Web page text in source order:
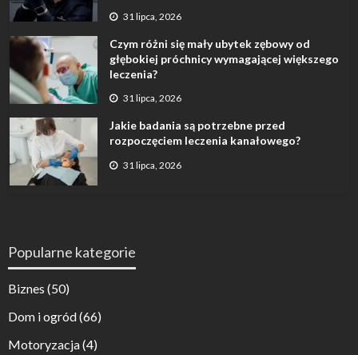
31 lipca, 2026
Czym różni się mały ubytek zębowy od
głębokiej próchnicy wymagającej większego
leczenia?
31 lipca, 2026
Jakie badania są potrzebne przed
rozpoczęciem leczenia kanałowego?
31 lipca, 2026
Popularne kategorie
Biznes (50)
Dom i ogród(66)
Motoryzacja(4)